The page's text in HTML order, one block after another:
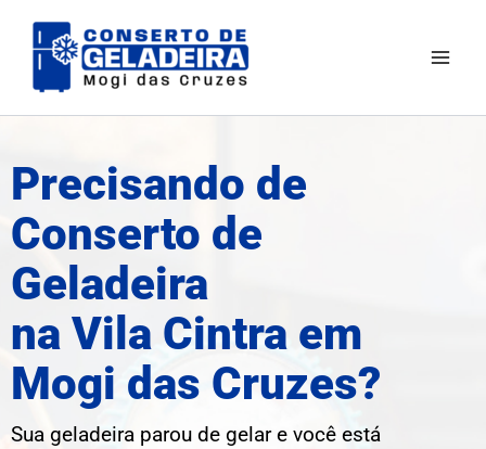
para
Precisando de
Conserto de
Geladeira
na Vila Cintra em
Mogi das Cruzes?
Sua geladeira parou de gelar e você está